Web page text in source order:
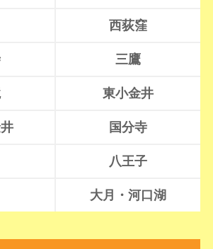
西荻窪
三鷹
東小金井
国分寺
八王子
大月・河口湖